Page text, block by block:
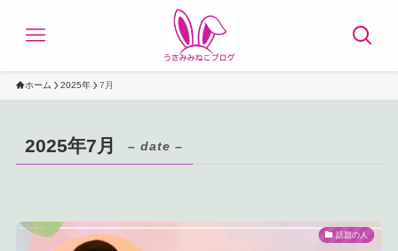
ホーム 2025年 7月
2025年7月 – date –
話題の人